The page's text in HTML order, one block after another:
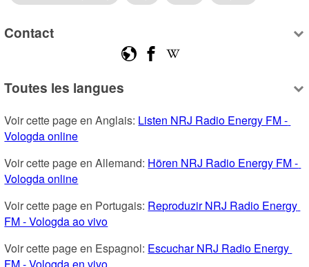
Contact
Toutes les langues
Voir cette page en Anglais: Listen NRJ Radio Energy FM -
Vologda online
Voir cette page en Allemand: Hören NRJ Radio Energy FM -
Vologda online
Voir cette page en Portugais: Reproduzir NRJ Radio Energy
FM - Vologda ao vivo
Voir cette page en Espagnol: Escuchar NRJ Radio Energy
FM - Vologda en vivo